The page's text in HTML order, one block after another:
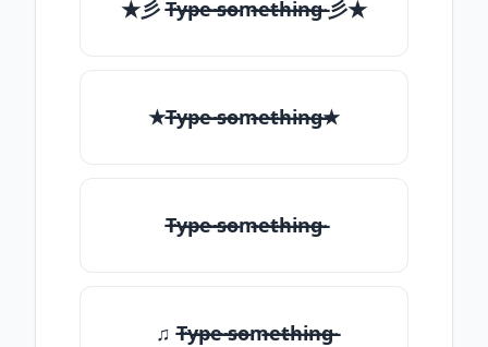
★彡 T̶̴y̶̴p̶̴e̶̴ ̶̴s̶̴o̶̴m̶̴e̶̴t̶̴h̶̴i̶̴n̶̴g̶̴ 彡★
★T̶̴y̶̴p̶̴e̶̴ ̶̴s̶̴o̶̴m̶̴e̶̴t̶̴h̶̴i̶̴n̶̴g̶̴★
T̶̴y̶̴p̶̴e̶̴ ̶̴s̶̴o̶̴m̶̴e̶̴t̶̴h̶̴i̶̴n̶̴g̶̴
♫ T̶̴y̶̴p̶̴e̶̴ ̶̴s̶̴o̶̴m̶̴e̶̴t̶̴h̶̴i̶̴n̶̴g̶̴